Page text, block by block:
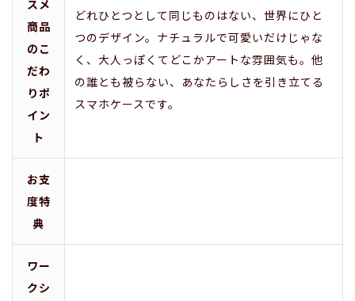
スメ
商品
のこ
だわ
りポ
イン
ト
どれひとつとして同じものはない、世界にひと
つのデザイン。ナチュラルで可愛いだけじゃな
く、大人っぽくてどこかアートな雰囲気も。他
の誰とも被らない、あなたらしさを引き立てる
スマホケースです。
お支
度特
典
ワー
クシ